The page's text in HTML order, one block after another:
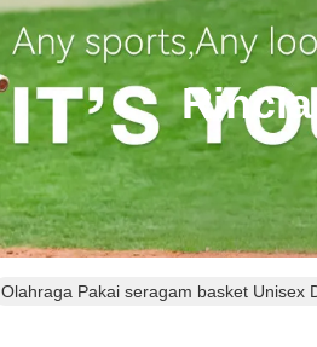
Olahraga Pakai seragam basket Unisex